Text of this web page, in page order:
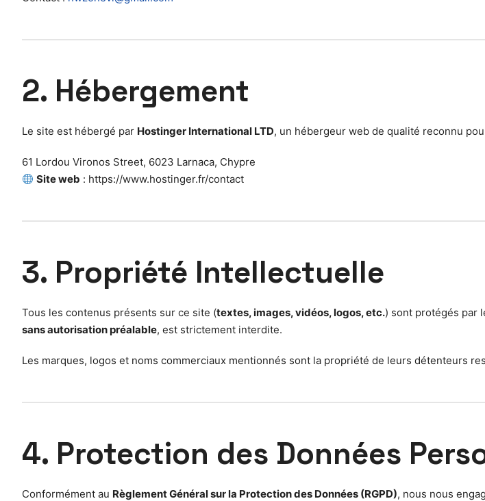
2. Hébergement
Le site est hébergé par Hostinger International LTD, un hébergeur web de qualité reconnu
61 Lordou Vironos Street, 6023 Larnaca, Chypre
Site web : https://www.hostinger.fr/contact
3. Propriété Intellectuelle
Tous les contenus présents sur ce site (textes, images, vidéos, logos, etc.) sont protégés par
sans autorisation préalable, est strictement interdite.
Les marques, logos et noms commerciaux mentionnés sont la propriété de leurs détenteurs
4. Protection des Données
Conformément au Règlement Général sur la Protection des Données (RGPD), nous nous